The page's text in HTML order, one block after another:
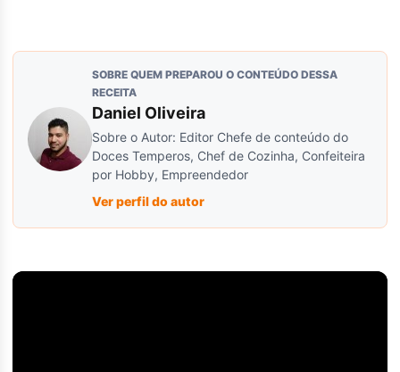
SOBRE QUEM PREPAROU O CONTEÚDO DESSA
RECEITA
Daniel Oliveira
Sobre o Autor: Editor Chefe de conteúdo do
Doces Temperos, Chef de Cozinha, Confeiteira
por Hobby, Empreendedor
Ver perfil do autor